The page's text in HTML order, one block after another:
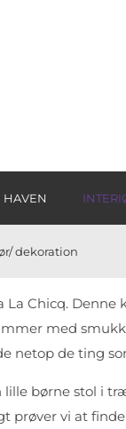
HAVEN
dekoration
La Chicq.
med
netop de ting
børne stol i
prøver vi at